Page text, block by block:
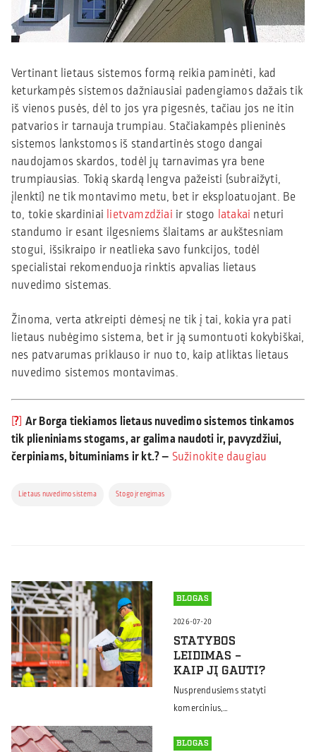
Vertinant lietaus sistemos formą reikia paminėti, kad
keturkampės sistemos dažniausiai padengiamos dažais tik
iš vienos pusės, dėl to jos yra pigesnės, tačiau jos ne itin
patvarios ir tarnauja trumpiau. Stačiakampės plieninės
sistemos lankstomos iš standartinės stogo dangai
naudojamos skardos, todėl jų tarnavimas yra bene
trumpiausias. Tokią skardą lengva pažeisti (subraižyti,
įlenkti) ne tik montavimo metu, bet ir eksploatuojant. Be
to, tokie skardiniai lietvamzdžiai ir stogo latakai neturi
standumo ir esant ilgesniems šlaitams ar aukštesniam
stogui, išsikraipo ir neatlieka savo funkcijos, todėl
specialistai rekomenduoja rinktis apvalias lietaus
nuvedimo sistemas.
Žinoma, verta atkreipti dėmesį ne tik į tai, kokia yra pati
lietaus nubėgimo sistema, bet ir ją sumontuoti kokybiškai,
nes patvarumas priklauso ir nuo to, kaip atliktas lietaus
nuvedimo sistemos montavimas.
? Ar Borga tiekiamos lietaus nuvedimo sistemos tinkamos
tik plieniniams stogams, ar galima naudoti ir, pavyzdžiui,
čerpiniams, bituminiams ir kt.? – Sužinokite daugiau
Lietaus nuvedimo sistema Stogo įrengimas
BLOGAS
2026-07-20
STATYBOS
LEIDIMAS –
KAIP JĮ GAUTI?
Nusprendusiems statyti
komercinius,
ūkiui, jojimui ar sportui
BLOGAS